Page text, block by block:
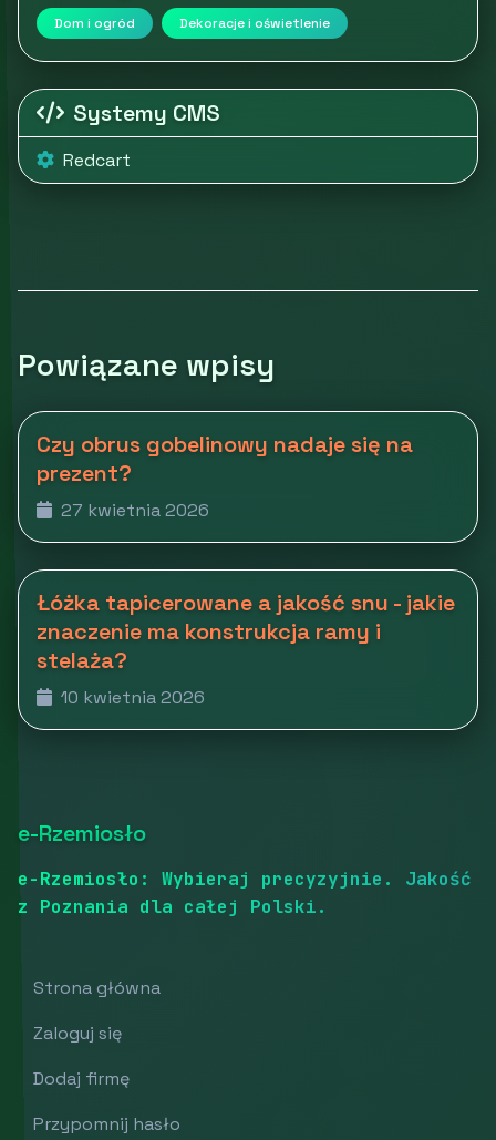
Dom i ogród Dekoracje i oświetlenie
Systemy CMS
Redcart
Powiązane wpisy
Czy obrus gobelinowy nadaje się na
prezent?
27 kwietnia 2026
Łóżka tapicerowane a jakość snu - jakie
znaczenie ma konstrukcja ramy i
stelaża?
10 kwietnia 2026
e-Rzemiosło
e-Rzemiosło: Wybieraj precyzyjnie. Jakość
z Poznania dla całej Polski.
Strona główna
Zaloguj się
Dodaj firmę
Przypomnij hasło